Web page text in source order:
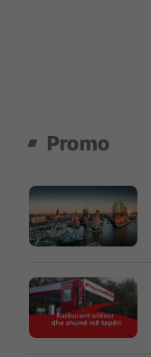
Promo